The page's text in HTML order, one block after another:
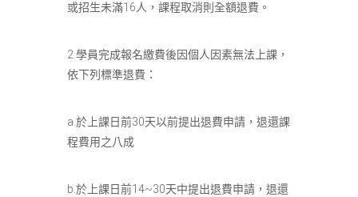
或招生未滿16人，課程取消則全額退費。
2.學員完成報名繳費後因個人因素無法上課，
依下列標準退費：
a.於上課日前30天以前提出退費申請，退還課
程費用之八成
b.於上課日前14~30天中提出退費申請，退還